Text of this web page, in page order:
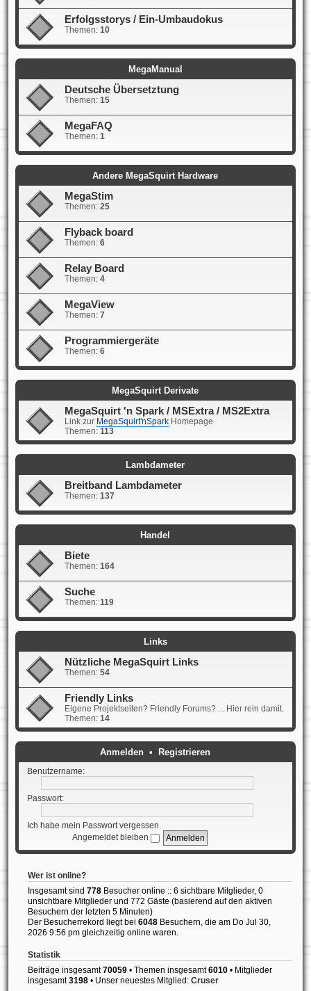
Erfolgsstorys / Ein-Umbaudokus
Themen: 10
MegaManual
Deutsche Übersetztung
Themen: 15
MegaFAQ
Themen: 1
Andere MegaSquirt Hardware
MegaStim
Themen: 25
Flyback board
Themen: 6
Relay Board
Themen: 4
MegaView
Themen: 7
Programmiergeräte
Themen: 6
MegaSquirt Derivate
MegaSquirt 'n Spark / MSExtra / MS2Extra
Link zur MegaSquirt'nSparkHomepage
Themen: 113
Lambdameter
Breitband Lambdameter
Themen: 137
Handel
Biete
Themen: 164
Suche
Themen: 119
Links
Nützliche MegaSquirt Links
Themen: 54
Friendly Links
Eigene Projektseiten? Friendly Forums? ... Hier rein damit.
Themen: 14
Anmelden • Registrieren
Benutzername:
Passwort:
Ich habe mein Passwort vergessen
Angemeldet bleiben
Wer ist online?
Insgesamt sind 778Besucher online :: 6 sichtbare Mitglieder, 0
unsichtbare Mitglieder und 772 Gäste (basierend auf den aktiven
Besuchern der letzten 5 Minuten)
Der Besucherrekord liegt bei 6048Besuchern, die am Do Jul 30,
2026 9:56 pm gleichzeitig online waren.
Statistik
Beiträge insgesamt70059• Themen insgesamt6010• Mitglieder
insgesamt3198• Unser neuestes Mitglied: Cruser